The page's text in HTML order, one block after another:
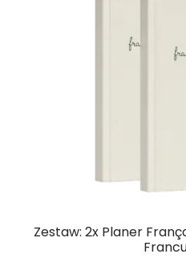
Zestaw: 2x Planer